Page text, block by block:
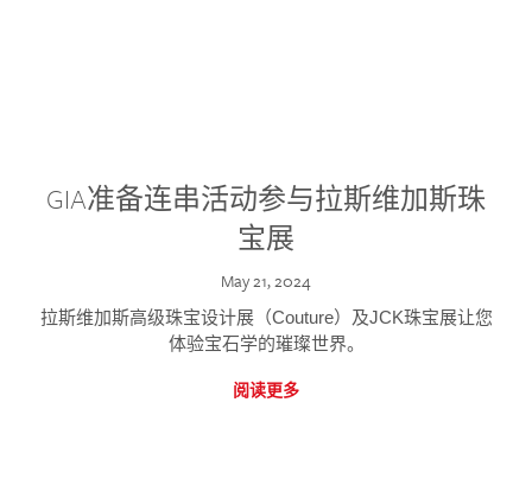
GIA准备连串活动参与拉斯维加斯珠
宝展
May 21, 2024
拉斯维加斯高级珠宝设计展（Couture）及JCK珠宝展让您
体验宝石学的璀璨世界。
阅读更多